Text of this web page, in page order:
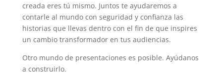
creada eres tú mismo. Juntos te ayudaremos a
contarle al mundo con seguridad y confianza las
historias que llevas dentro con el fin de que inspires
un cambio transformador en tus audiencias.
Otro mundo de presentaciones es posible. Ayúdanos
a construirlo.